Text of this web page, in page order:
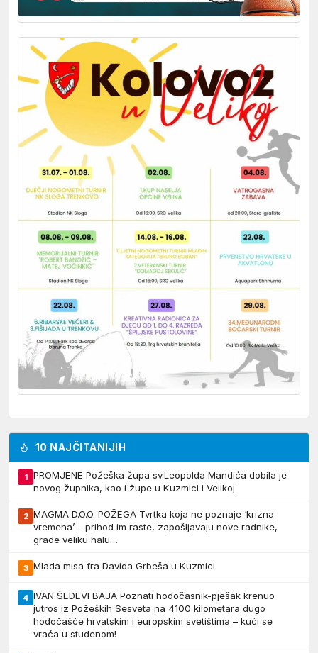
10 NAJČITANIJIH
1
PROMJENE Požeška župa sv.Leopolda Mandića dobila je
novog župnika, kao i župe u Kuzmici i Velikoj
2 MAGMA D.O.O. POŽEGA Tvrtka koja ne poznaje ‘krizna
vremena’ – prihod im raste, zapošljavaju nove radnike,
grade veliku halu…
3 Mlada misa fra Davida Grbeša u Kuzmici
4 IVAN ŠEDEVI BAJA Poznati hodočasnik-pješak krenuo
jutros iz Požeških Sesveta na 4100 kilometara dugo
hodočašće hrvatskim i europskim svetištima – kući se
vraća u studenom!